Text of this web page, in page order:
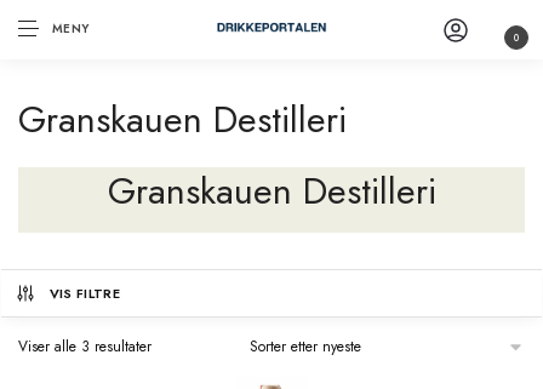
MENY 0
Granskauen Destilleri
Granskauen Destilleri
VIS FILTRE
Viser alle 3 resultater